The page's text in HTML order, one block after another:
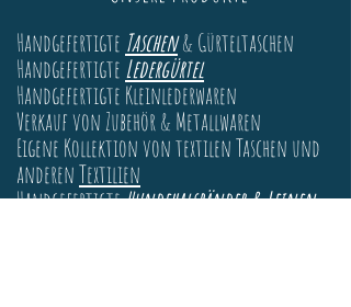
Handgefertigte Taschen& Gürteltaschen
Handgefertigte Ledergürtel
Handgefertigte Kleinlederwaren
Verkauf von Zubehör & Metallwaren
Eigene Kollektion von textilen Taschen und
anderenTextilien
HandgefertigteHundehalsbänder & Leinen